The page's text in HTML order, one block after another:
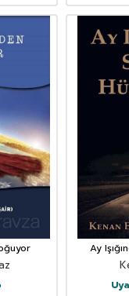
Ay